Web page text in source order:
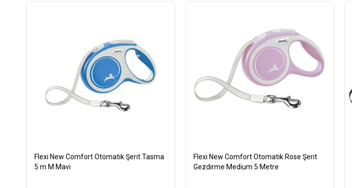
Flexi New Comfort Otomatik Şerit Tasma
5 m M Mavi
Flexi New Comfort Otomatik Rose Şerit
Gezdirme Medium 5 Metre